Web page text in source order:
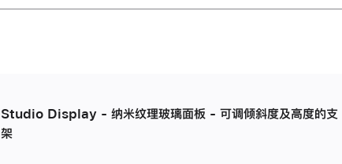
Studio Display - 纳米纹理玻璃面板 - 可调倾斜度及高度的支
架